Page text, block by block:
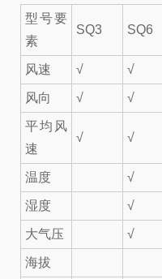
型号要
素
SQ3 SQ6
风速 √ √
风向 √ √
平均风
速
√ √
温度 √
湿度 √
大气压 √
海拔